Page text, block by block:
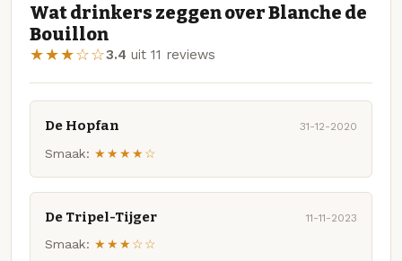
Wat drinkers zeggen over Blanche de
Bouillon
★★★☆☆3.4 uit 11 reviews
De Hopfan 31-12-2020
Smaak: ★★★★☆
De Tripel-Tijger 11-11-2023
Smaak: ★★★☆☆